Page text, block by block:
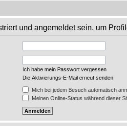
und angemeldet sein, um
Ich habe mein Passwort vergessen
Die Aktivierungs-E-Mail erneut senden
Mich bei jedem Besuch automatisch
Meinen Online-Status während dieser